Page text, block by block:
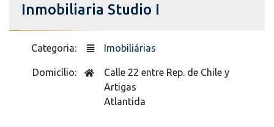
Inmobiliaria Studio I
Categoria: Imobiliárias
Domicílio:
Calle 22 entre Rep. de Chile y
Artigas
Atlantida